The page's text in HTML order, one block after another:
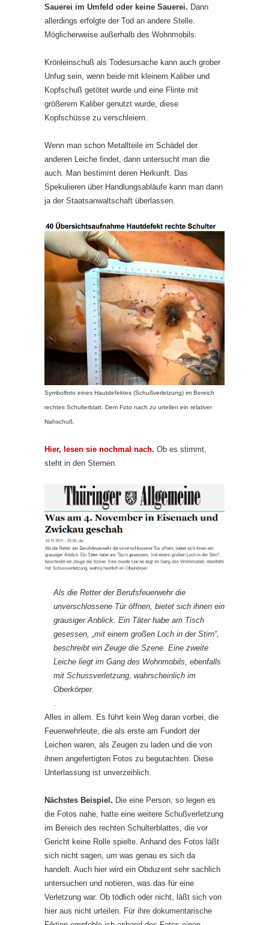
Sauerei im Umfeld oder keine Sauerei. Dann
allerdings erfolgte der Tod an andere Stelle.
Möglicherweise außerhalb des Wohnmobils.
Krönleinschuß als Todesursache kann auch grober
Unfug sein, wenn beide mit kleinem Kaliber und
Kopfschuß getötet wurde und eine Flinte mit
größerem Kaliber genutzt wurde, diese
Kopfschüsse zu verschleiern.
Wenn man schon Metallteile im Schädel der
anderen Leiche findet, dann untersucht man die
auch. Man bestimmt deren Herkunft. Das
Spekulieren über Handlungsabläufe kann man dann
ja der Staatsanwaltschaft überlassen.
Symbolfoto eines Hautdefektes (Schußverletzung) im Bereich
rechtes Schulterblatt. Dem Foto nach zu urteilen ein relativer
Nahschuß.
Hier, lesen sie nochmal nach. Ob es stimmt,
steht in den Sternen.
Als die Retter der Berufsfeuerwehr die
unverschlossene Tür öffnen, bietet sich ihnen ein
grausiger Anblick. Ein Täter habe am Tisch
gesessen, „mit einem großen Loch in der Stirn“,
beschreibt ein Zeuge die Szene. Eine zweite
Leiche liegt im Gang des Wohnmobils, ebenfalls
mit Schussverletzung, wahrscheinlich im
Oberkörper.
Alles in allem. Es führt kein Weg daran vorbei, die
Feuerwehrleute, die als erste am Fundort der
Leichen waren, als Zeugen zu laden und die von
ihnen angefertigten Fotos zu begutachten. Diese
Unterlassung ist unverzeihlich.
Nächstes Beispiel. Die eine Person, so legen es
die Fotos nahe, hatte eine weitere Schußverletzung
im Bereich des rechten Schulterblattes, die vor
Gericht keine Rolle spielte. Anhand des Fotos läßt
sich nicht sagen, um was genau es sich da
handelt. Auch hier wird ein Obduzent sehr sachlich
untersuchen und notieren, was das für eine
Verletzung war. Ob tödlich oder nicht, läßt sich von
hier aus nicht urteilen. Für ihre dokumentarische